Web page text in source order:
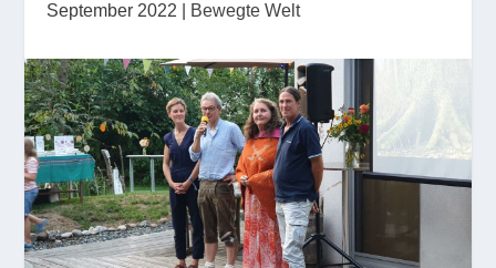
September 2022
Bewegte Welt